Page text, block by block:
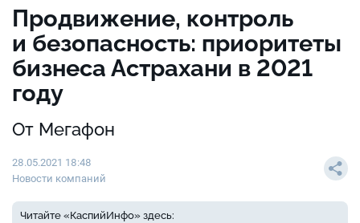
Продвижение, контроль
и безопасность: приоритеты
бизнеса Астрахани в 2021
году
От Мегафон
28.05.2021 18:48
Новости компаний
Читайте «КаспийИнфо» здесь: